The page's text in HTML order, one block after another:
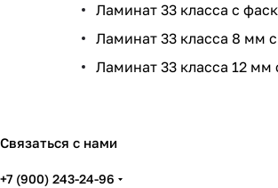
Ламинат 33 класса с
Ламинат 33 класса 8 мм
Ламинат 33 класса 12 мм
Связаться с нами
+7 (900) 243-24-96